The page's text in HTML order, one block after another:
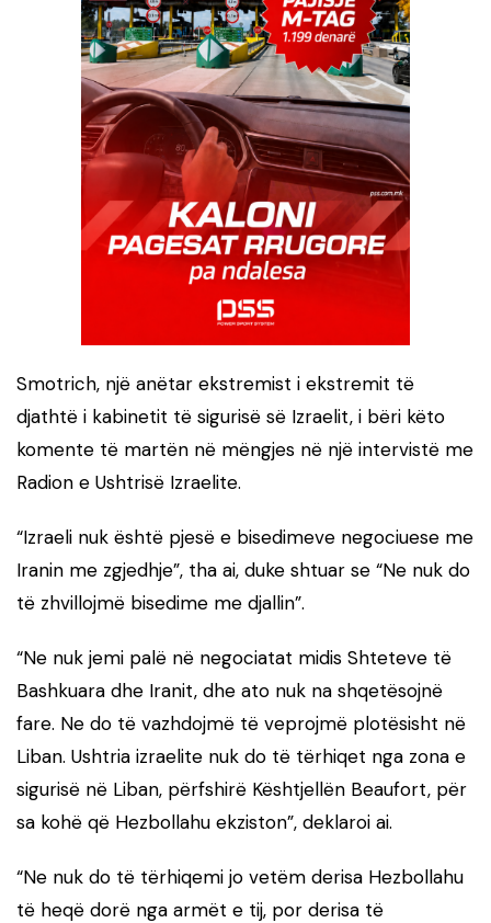
Smotrich, një anëtar ekstremist i ekstremit të
djathtë i kabinetit të sigurisë së Izraelit, i bëri këto
komente të martën në mëngjes në një intervistë me
Radion e Ushtrisë Izraelite.
“Izraeli nuk është pjesë e bisedimeve negociuese me
Iranin me zgjedhje”, tha ai, duke shtuar se “Ne nuk do
të zhvillojmë bisedime me djallin”.
“Ne nuk jemi palë në negociatat midis Shteteve të
Bashkuara dhe Iranit, dhe ato nuk na shqetësojnë
fare. Ne do të vazhdojmë të veprojmë plotësisht në
Liban. Ushtria izraelite nuk do të tërhiqet nga zona e
sigurisë në Liban, përfshirë Kështjellën Beaufort, për
sa kohë që Hezbollahu ekziston”, deklaroi ai.
“Ne nuk do të tërhiqemi jo vetëm derisa Hezbollahu
të heqë dorë nga armët e tij, por derisa të